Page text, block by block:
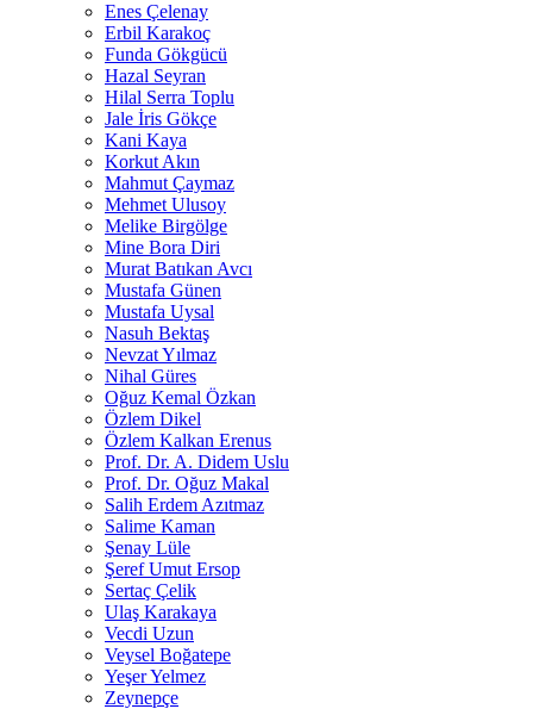
Enes Çelenay
Erbil Karakoç
Funda Gökgücü
Hazal Seyran
Hilal Serra Toplu
Jale İris Gökçe
Kani Kaya
Korkut Akın
Mahmut Çaymaz
Mehmet Ulusoy
Melike Birgölge
Mine Bora Diri
Murat Batıkan Avcı
Mustafa Günen
Mustafa Uysal
Nasuh Bektaş
Nevzat Yılmaz
Nihal Güres
Oğuz Kemal Özkan
Özlem Dikel
Özlem Kalkan Erenus
Prof. Dr. A. Didem Uslu
Prof. Dr. Oğuz Makal
Salih Erdem Azıtmaz
Salime Kaman
Şenay Lüle
Şeref Umut Ersop
Sertaç Çelik
Ulaş Karakaya
Vecdi Uzun
Veysel Boğatepe
Yeşer Yelmez
Zeynepçe